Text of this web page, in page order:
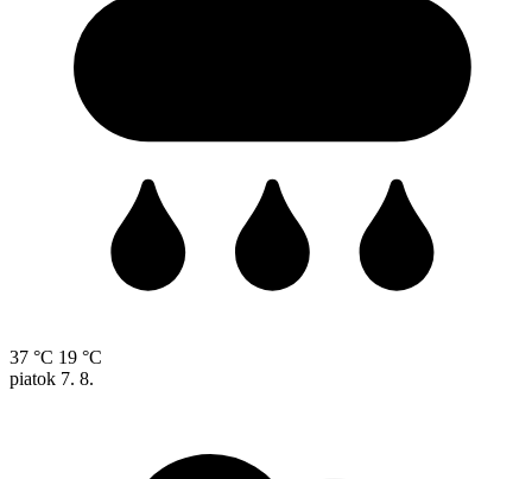
37 °C 19 °C
piatok 7. 8.